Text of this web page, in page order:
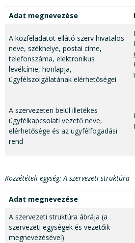
Adat megnevezése
A közfeladatot ellátó szerv hivatalos
neve, székhelye, postai címe,
telefonszáma, elektronikus
levélcíme, honlapja,
ügyfélszolgálatának elérhetőségei
A szervezeten belül illetékes
ügyfélkapcsolati vezető neve,
elérhetősége és az ügyfélfogadási
rend
Közzétételi egység: A szervezeti struktúra
Adat megnevezése
A szervezeti struktúra ábrája (a
szervezeti egységek és vezetőik
megnevezésével)